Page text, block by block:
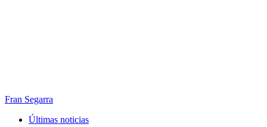
Fran Segarra
Últimas noticias